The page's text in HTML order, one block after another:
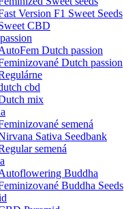
Version F1 Sweet Seeds
CBD
Dutch passion
Dutch passion
cbd
mix
semená
Sativa Seedbank
semená
Buddha
Buddha Seeds